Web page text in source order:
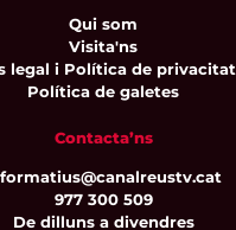
Qui som
Visita'ns
legal i Política de privacitat
Política de galetes
Contacta’ns
977 300 509
De dilluns a divendres